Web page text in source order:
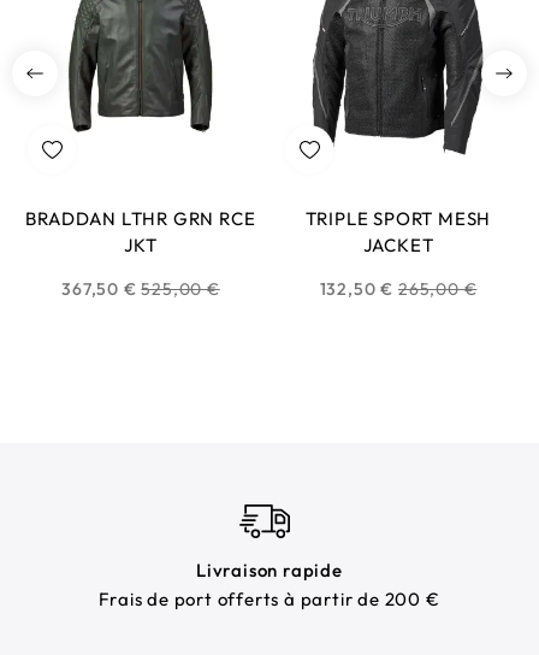
BRADDAN LTHR GRN RCE
JKT
367,50 € Prix
525,00 €
TRIPLE SPORT MESH
JACKET
132,50 € Prix
265,00 €
Livraison rapide
Frais de port offerts à partir de 200 €